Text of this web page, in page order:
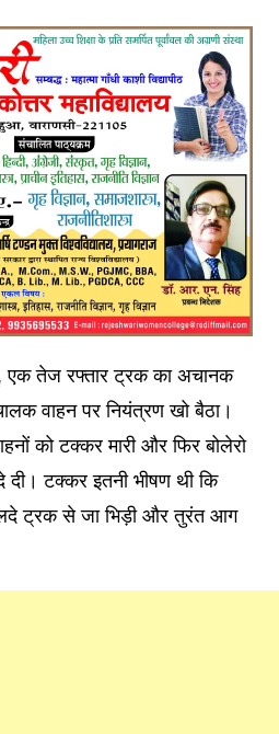
एक तेज रफ्तार ट्रक का अचानक
वाहन पर नियंत्रण खो बैठा।
को टक्कर मारी और फिर बोलेरो
दी। टक्कर इतनी भीषण थी कि
ट्रक से जा भिड़ी और तुरंत आग